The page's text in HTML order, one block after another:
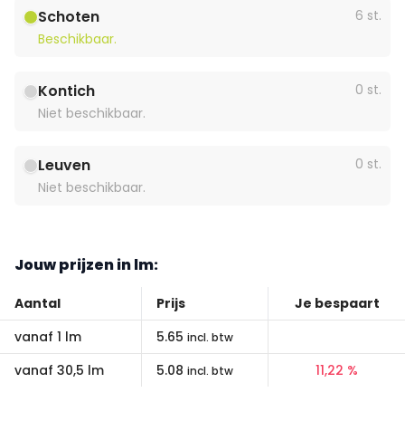
Schoten
6 st.
Beschikbaar.
Kontich
0 st.
Niet beschikbaar.
Leuven
0 st.
Niet beschikbaar.
Jouw prijzen in lm:
Aantal Prijs
Je bespaart
vanaf 1 lm
5.65 incl. btw
vanaf 30,5 lm 5.08 incl. btw 11,22 %